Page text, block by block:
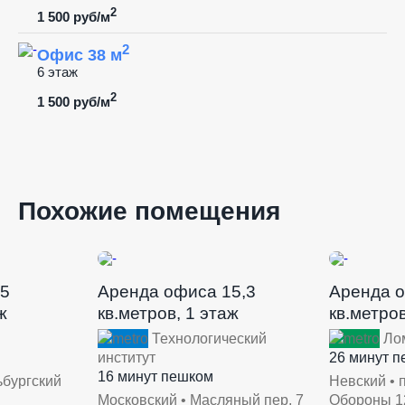
1 500 руб/м2
Офис 38 м2
6 этаж
1 500 руб/м2
Похожие помещения
Аренда офиса 15,3
кв.метров, 1 этаж
Технологический
институт
16 минут пешком
Московский • Масляный пер, 7
Аренда
26 минут
Невский •
Обороны